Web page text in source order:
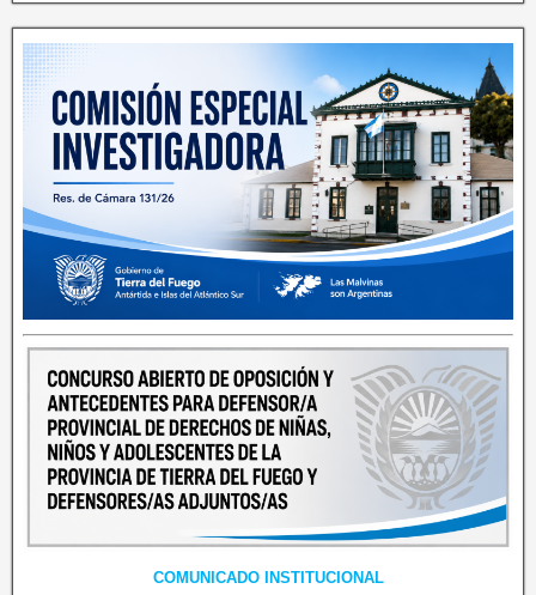
COMUNICADO INSTITUCIONAL